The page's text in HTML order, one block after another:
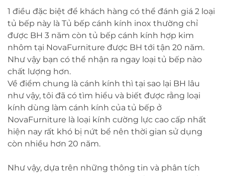
1 điều đặc biệt để khách hàng có thể đánh giá 2 loại
tủ bếp này là Tủ bếp cánh kính inox thường chỉ
được BH 3 năm còn tủ bếp cánh kính hợp kim
nhôm tại NovaFurniture được BH tới tận 20 năm.
Như vậy bạn có thể nhận ra ngay loại tủ bếp nào
chất lượng hơn.
Về điểm chung là cánh kính thì tại sao lại BH lâu
như vậy, tôi đã có tìm hiểu và biết được rằng loại
kính dùng làm cánh kính của tủ bếp ở
NovaFurniture là loại kính cường lực cao cấp nhất
hiện nay rất khó bị nứt bể nên thời gian sử dụng
còn nhiều hơn 20 năm.
Như vậy, dựa trên những thông tin và phân tích